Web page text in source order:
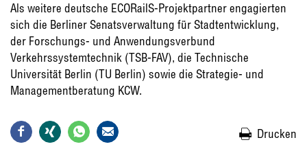
Als weitere deutsche ECORailS-Projektpartner engagierten
sich die Berliner Senatsverwaltung für Stadtentwicklung,
der Forschungs- und Anwendungsverbund
Verkehrssystemtechnik (TSB-FAV), die Technische
Universität Berlin (TU Berlin) sowie die Strategie- und
Managementberatung KCW.
Drucken